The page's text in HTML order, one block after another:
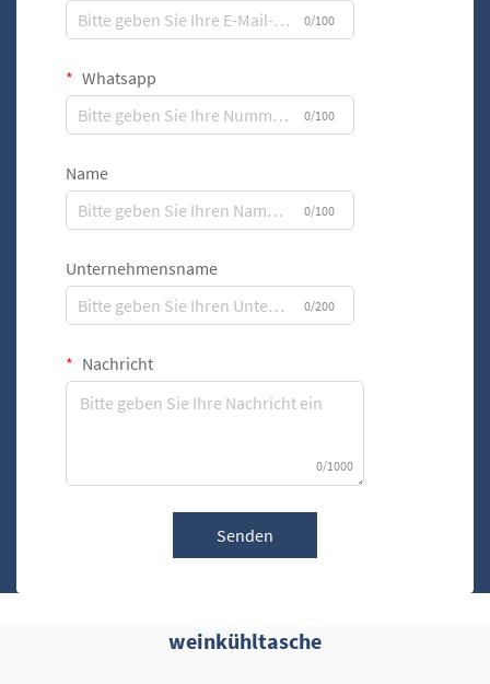
0/100
Whatsapp
0/100
Name
0/100
Unternehmensname
0/200
Nachricht
0/1000
Senden
weinkühltasche